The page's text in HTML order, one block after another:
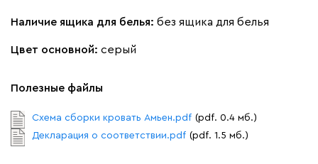
Букле
Наличие ящика для белья: без ящика для белья
Цвет основной: серый
Полезные файлы
Схема сборки кровать Амьен.pdf (pdf. 0.4 мб.)
Декларация о соответствии.pdf (pdf. 1.5 мб.)